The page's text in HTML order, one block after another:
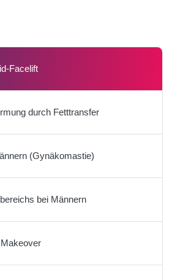
Facelift
durch Fetttransfer
(Gynäkomastie)
bei Männern